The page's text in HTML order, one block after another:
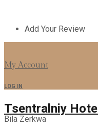
Add Your Review
My Account
LOG IN
Tsentralniy Hotel
Bila Zerkwa